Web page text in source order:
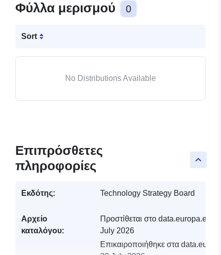
Φύλλα μερισμού 0
Sort
No Distributions Available
keyboard_arrow_up
Επιπρόσθετες
πληροφορίες
Εκδότης: Technology Strategy Board
Αρχείο
καταλόγου:
Προστίθεται στο data.europa.eu:
July 2026
Επικαιροποιήθηκε στα